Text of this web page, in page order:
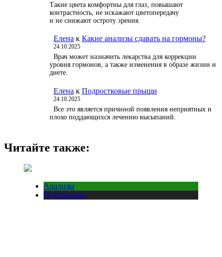
Такие цвета комфортны для глаз, повышают
контрастность, не искажают цветопередачу
и не снижают остроту зрения.
Елена к Какие анализы сдавать на гормоны?
24.10.2025
Врач может назначить лекарства для коррекции
уровня гормонов, а также изменения в образе жизни и
диете.
Елена к Подростковые прыщи
24.10.2025
Все это является причиной появления неприятных и
плохо поддающихся лечению высыпаний.
Читайте также:
Анализы
Публикации